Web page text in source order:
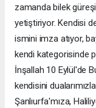
zamanda bilek
yetiştiriyor. Kendisi
ismini imza atıyor,
kendi kategorisinde
İnşallah 10 Eylül'de
kendisini
Şanlıurfa'mıza,